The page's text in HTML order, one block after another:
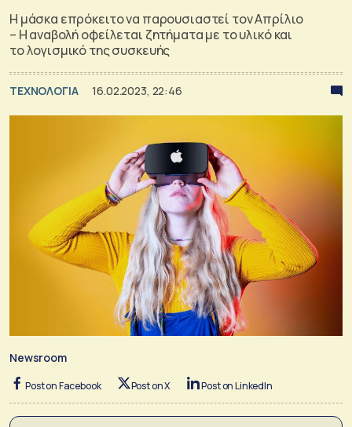
Η μάσκα επρόκειτο να παρουσιαστεί τον Απρίλιο
– Η αναβολή οφείλεται ζητήματα με το υλικό και
το λογισμικό της συσκευής
ΤΕΧΝΟΛΟΓΙΑ 16.02.2023, 22:46
Newsroom
Post on Facebook Post on X Post on LinkedIn